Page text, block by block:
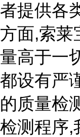
者提供各
方面,索莱
量高于一
都设有严
的质量检
检测程序,